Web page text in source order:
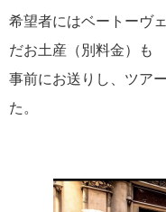
希望者にはベートーヴ
だお土産（別料金）も
事前にお送りし、ツア
た。